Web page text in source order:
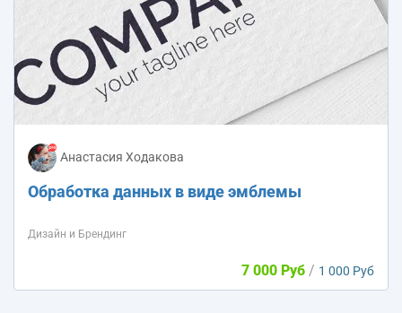
Анастасия Ходакова
Обработка данных в виде эмблемы
Дизайн и Брендинг
7 000 Руб / 1 000 Руб